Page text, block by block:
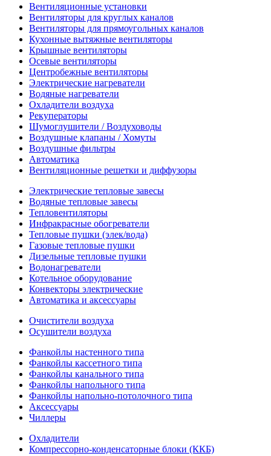
Вентиляционные установки
Вентиляторы для круглых каналов
Вентиляторы для прямоугольных каналов
Кухонные вытяжные вентиляторы
Крышные вентиляторы
Осевые вентиляторы
Центробежные вентиляторы
Электрические нагреватели
Водяные нагреватели
Охладители воздуха
Рекуператоры
Шумоглушители / Воздуховоды
Воздушные клапаны / Хомуты
Воздушные фильтры
Автоматика
Вентиляционные решетки и диффузоры
Электрические тепловые завесы
Водяные тепловые завесы
Тепловентиляторы
Инфракрасные обогреватели
Тепловые пушки (элек/вода)
Газовые тепловые пушки
Дизельные тепловые пушки
Водонагреватели
Котельное оборудование
Конвекторы электрические
Автоматика и аксессуары
Очистители воздуха
Осушители воздуха
Фанкойлы настенного типа
Фанкойлы кассетного типа
Фанкойлы канального типа
Фанкойлы напольного типа
Фанкойлы напольно-потолочного типа
Аксессуары
Чиллеры
Охладители
Компрессорно-конденсаторные блоки (ККБ)